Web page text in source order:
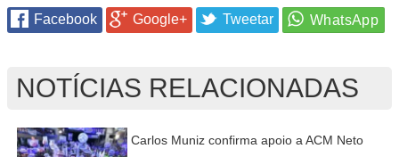
Facebook Google+ Tweetar
NOTÍCIAS RELACIONADAS
Carlos Muniz confirma apoio a ACM Neto